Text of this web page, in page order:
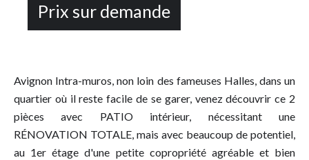
Prix sur demande
Avignon Intra-muros, non loin des fameuses Halles, dans un
quartier où il reste facile de se garer, venez découvrir ce 2
pièces avec PATIO intérieur, nécessitant une
RÉNOVATION TOTALE, mais avec beaucoup de potentiel,
au 1er étage d'une petite copropriété agréable et bien